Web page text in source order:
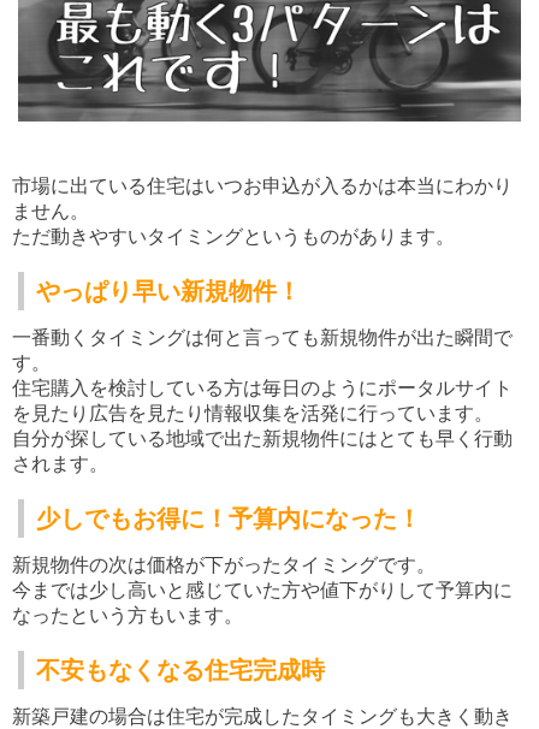
市場に出ている住宅はいつお申込が入るかは本当にわかり
ません。
ただ動きやすいタイミングというものがあります。
やっぱり早い新規物件！
一番動くタイミングは何と言っても新規物件が出た瞬間で
す。
住宅購入を検討している方は毎日のようにポータルサイト
を見たり広告を見たり情報収集を活発に行っています。
自分が探している地域で出た新規物件にはとても早く行動
されます。
少しでもお得に！予算内になった！
新規物件の次は価格が下がったタイミングです。
今までは少し高いと感じていた方や値下がりして予算内に
なったという方もいます。
不安もなくなる住宅完成時
新築戸建の場合は住宅が完成したタイミングも大きく動き